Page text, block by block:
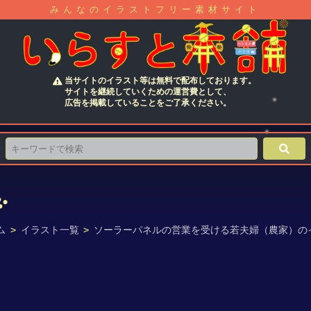
みんなのイラストフリー素材サイト
当サイトのイラスト等は無料で配布しております。
サイトを継続していくための運営費として、
広告を掲載していることをご了承ください。
> イラスト一覧 > ソーラーパネルの営業を受ける若夫婦（農家）の